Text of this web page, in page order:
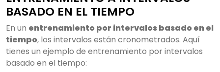
BASADO EN EL TIEMPO
En un entrenamiento por intervalos basado en el
tiempo, los intervalos están cronometrados. Aquí
tienes un ejemplo de entrenamiento por intervalos
basado en el tiempo: